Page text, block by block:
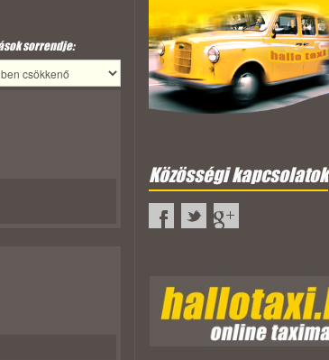
sorrendje:
Közösségi kapcsolatok